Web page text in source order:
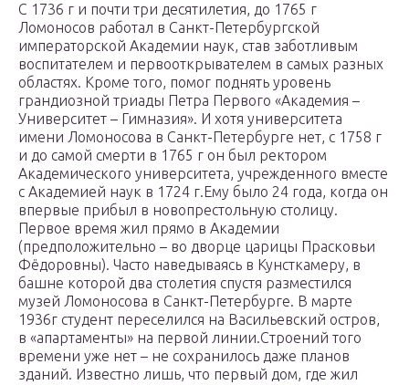
С 1736 г и почти три десятилетия, до 1765 г
Ломоносов работал в Санкт-Петербургской
императорской Академии наук, став заботливым
воспитателем и первооткрывателем в самых разных
областях. Кроме того, помог поднять уровень
грандиозной триады Петра Первого «Академия –
Университет – Гимназия». И хотя университета
имени Ломоносова в Санкт-Петербурге нет, с 1758 г
и до самой смерти в 1765 г он был ректором
Академического университета, учрежденного вместе
с Академией наук в 1724 г.Ему было 24 года, когда он
впервые прибыл в новопрестольную столицу.
Первое время жил прямо в Академии
(предположительно – во дворце царицы Прасковьи
Фёдоровны). Часто наведываясь в Кунсткамеру, в
башне которой два столетия спустя разместился
музей Ломоносова в Санкт-Петербурге. В марте
1936г студент переселился на Васильевский остров,
в «апартаменты» на первой линии.Строений того
времени уже нет – не сохранилось даже планов
зданий. Известно лишь, что первый дом, где жил